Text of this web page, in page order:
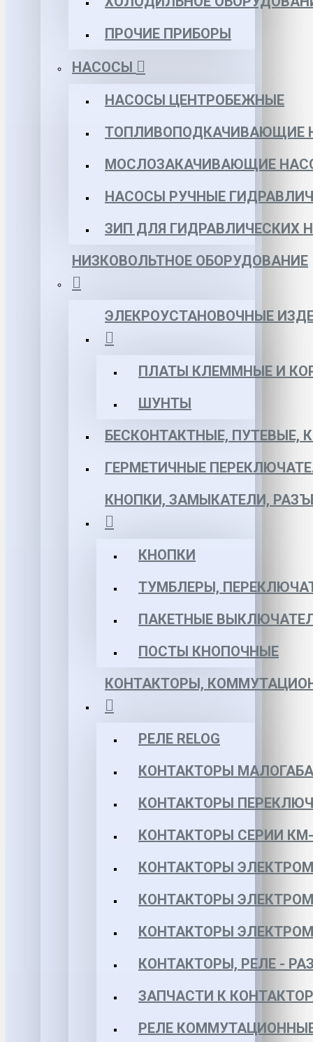
ПРОЧИЕ ПРИБОРЫ
НАСОСЫ
НАСОСЫ ЦЕНТРОБЕЖНЫЕ
ТОПЛИВОПОДКАЧИВАЮЩИЕ
МОСЛОЗАКАЧИВАЮЩИЕ
НАСОСЫ РУЧНЫЕ
ЗИП ДЛЯ ГИДРАВЛИЧЕСКИХ
НИЗКОВОЛЬТНОЕ ОБОРУДОВАНИЕ
ЭЛЕКРОУСТАНОВОЧНЫЕ
ПЛАТЫ КЛЕММНЫЕ И
ШУНТЫ
БЕСКОНТАКТНЫЕ, ПУТЕВЫЕ,
ГЕРМЕТИЧНЫЕ
КНОПКИ, ЗАМЫКАТЕЛИ,
КНОПКИ
ТУМБЛЕРЫ,
ПАКЕТНЫЕ
ПОСТЫ КНОПОЧНЫЕ
КОНТАКТОРЫ,
РЕЛЕ RELOG
КОНТАКТОРЫ
КОНТАКТОРЫ
КОНТАКТОРЫ СЕРИИ КМ-
КОНТАКТОРЫ
КОНТАКТОРЫ
КОНТАКТОРЫ
КОНТАКТОРЫ, РЕЛЕ -
ЗАПЧАСТИ К
РЕЛЕ